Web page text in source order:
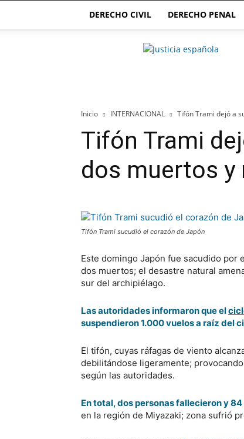
DERECHO CIVIL DERECHO PENAL
Justicia.com.es
Inicio INTERNACIONAL Tifón Trami dejó a
Tifón Trami
dos muertos y
Tifón Trami sucudió el corazón de Japón
Este domingo Japón fue sacudido por
dos muertos; el desastre natural
sur del archipiélago.
Las autoridades informaron que el
suspendieron 1.000 vuelos a raíz del
El tifón, cuyas ráfagas de viento
debilitándose ligeramente;
según las autoridades.
En total, dos personas fallecieron y
en la región de Miyazaki; zona sufrió